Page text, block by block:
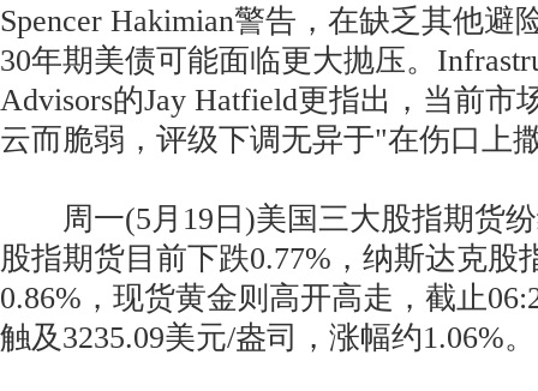
Spencer Hakimian警告，在缺乏其他避
30年期美债可能面临更大抛压。
Advisors的Jay Hatfield更指出，当前市
云而脆弱，评级下调无异于"在伤口上
周一(5月19日)美国三大股指期货纷
股指期货目前下跌0.77%，纳斯达克股
0.86%，现货黄金则高开高走，截止
触及3235.09美元/盎司，涨幅约1.06%。